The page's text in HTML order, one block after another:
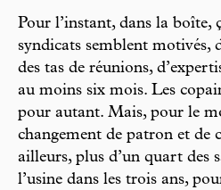
Pour l’instant, dans la boîte,
syndicats semblent motivés,
des tas de réunions,
au moins six mois. Les
pour autant. Mais, pour le
changement de patron et de
ailleurs, plus d’un quart des
l’usine dans les trois ans,